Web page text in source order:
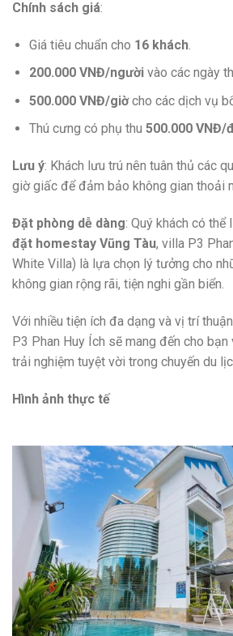
Chính sách giá:
Giá tiêu chuẩn cho 16 khách.
200.000 VNĐ/ngườivào các ngày
500.000 VNĐ/giờcho các dịch vụ
Thú cưng có phụ thu 500.000 VNĐ/
Lưu ý: Khách lưu trú nên tuân thủ các
giờ giấc để đảm bảo không gian thoải
Đặt phòng dễ dàng: Quý khách có
đặt homestay Vũng Tàu, villa P3
White Villa) là lựa chọn lý tưởng cho
không gian rộng rãi, tiện nghi gần biển.
Với nhiều tiện ích đa dạng và vị trí
P3 Phan Huy Ích sẽ mang đến cho bạn
trải nghiệm tuyệt vời trong chuyến du
Hình ảnh thực tế